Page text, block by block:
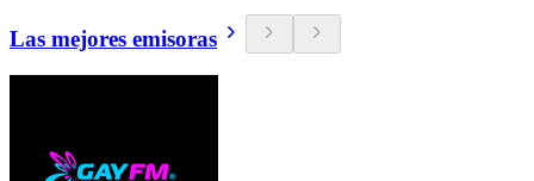
Las mejores emisoras